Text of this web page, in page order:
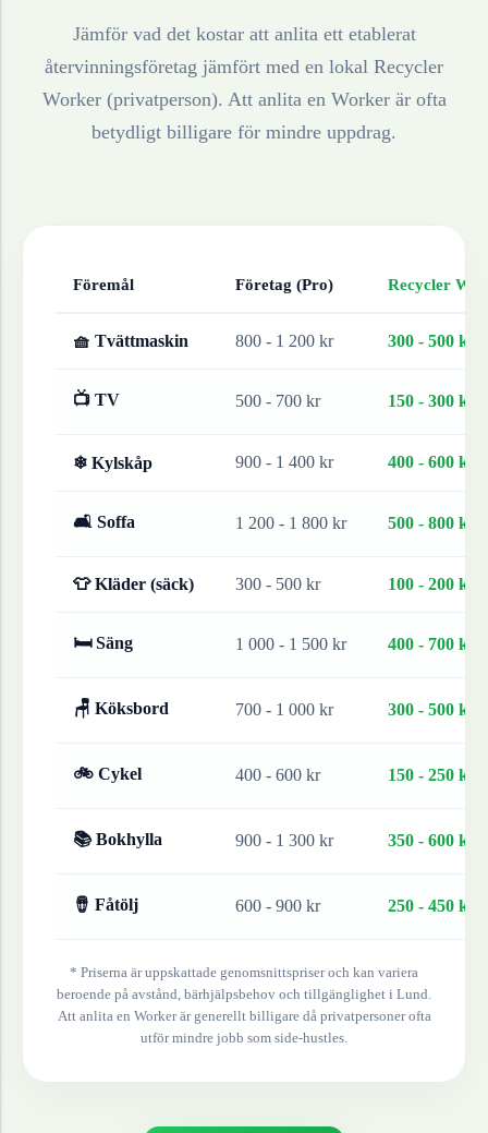
Jämför vad det kostar att anlita ett etablerat
återvinningsföretag jämfört med en lokal Recycler
Worker (privatperson). Att anlita en Worker är ofta
betydligt billigare för mindre uppdrag.
Föremål Företag (Pro) Recycler
🧺 Tvättmaskin 800 - 1 200 kr 300 - 500 kr
📺 TV 500 - 700 kr 150 - 300 kr
❄ Kylskåp 900 - 1 400 kr 400 - 600 kr
🛋 Soffa 1 200 - 1 800 kr 500 - 800 kr
👕 Kläder (säck) 300 - 500 kr 100 - 200 kr
🛏 Säng 1 000 - 1 500 kr 400 - 700 kr
🪑 Köksbord 700 - 1 000 kr 300 - 500 kr
🚲 Cykel 400 - 600 kr 150 - 250 kr
📚 Bokhylla 900 - 1 300 kr 350 - 600 kr
🪘 Fåtölj 600 - 900 kr 250 - 450 kr
* Priserna är uppskattade genomsnittspriser och kan variera
beroende på avstånd, bärhjälpsbehov och tillgänglighet i Lund.
Att anlita en Worker är generellt billigare då privatpersoner ofta
utför mindre jobb som side-hustles.